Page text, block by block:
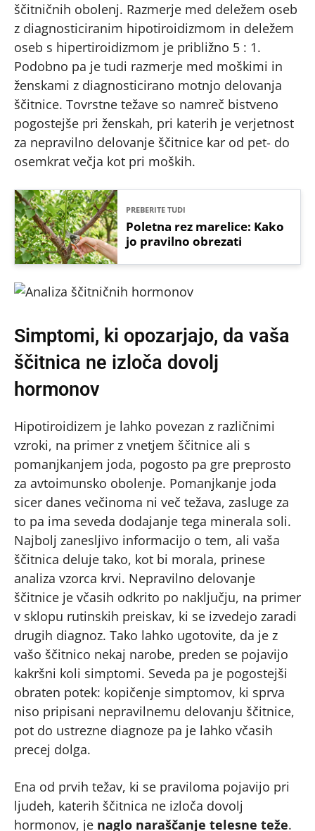
ščitničnih obolenj. Razmerje med deležem oseb
z diagnosticiranim hipotiroidizmom in deležem
oseb s hipertiroidizmom je približno 5 : 1.
Podobno pa je tudi razmerje med moškimi in
ženskami z diagnosticirano motnjo delovanja
ščitnice. Tovrstne težave so namreč bistveno
pogostejše pri ženskah, pri katerih je verjetnost
za nepravilno delovanje ščitnice kar od pet- do
osemkrat večja kot pri moških.
PREBERITE TUDI
Poletna rez marelice: Kako
jo pravilno obrezati
Simptomi, ki opozarjajo, da vaša
ščitnica ne izloča dovolj
hormonov
Hipotiroidizem je lahko povezan z različnimi
vzroki, na primer z vnetjem ščitnice ali s
pomanjkanjem joda, pogosto pa gre preprosto
za avtoimunsko obolenje. Pomanjkanje joda
sicer danes večinoma ni več težava, zasluge za
to pa ima seveda dodajanje tega minerala soli.
Najbolj zanesljivo informacijo o tem, ali vaša
ščitnica deluje tako, kot bi morala, prinese
analiza vzorca krvi. Nepravilno delovanje
ščitnice je včasih odkrito po naključju, na primer
v sklopu rutinskih preiskav, ki se izvedejo zaradi
drugih diagnoz. Tako lahko ugotovite, da je z
vašo ščitnico nekaj narobe, preden se pojavijo
kakršni koli simptomi. Seveda pa je pogostejši
obraten potek: kopičenje simptomov, ki sprva
niso pripisani nepravilnemu delovanju ščitnice,
pot do ustrezne diagnoze pa je lahko včasih
precej dolga.
Ena od prvih težav, ki se praviloma pojavijo pri
ljudeh, katerih ščitnica ne izloča dovolj
hormonov, je naglo naraščanje telesne teže.